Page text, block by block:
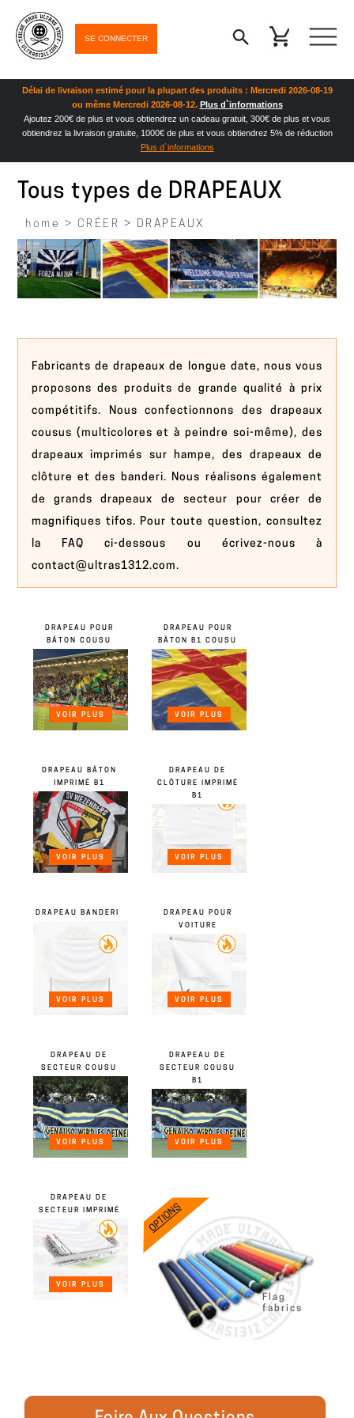
SE CONNECTER
Délai de livraison estimé pour la plupart des produits : Mercredi 2026-08-19
ou même Mercredi 2026-08-12. Plus d`informations
Ajoutez 200€ de plus et vous obtiendrez un cadeau gratuit, 300€ de plus et vous
obtiendrez la livraison gratuite, 1000€ de plus et vous obtiendrez 5% de réduction
Plus d`informations
Tous types de DRAPEAUX
home > CRÉER > DRAPEAUX
Fabricants de drapeaux de longue date, nous vous
proposons des produits de grande qualité à prix
compétitifs. Nous confectionnons des drapeaux
cousus (multicolores et à peindre soi-même), des
drapeaux imprimés sur hampe, des drapeaux de
clôture et des banderi. Nous réalisons également
de grands drapeaux de secteur pour créer de
magnifiques tifos. Pour toute question, consultez
la FAQ ci-dessous ou écrivez-nous à
contact@ultras1312.com.
VOIR PLUS
DRAPEAU POUR
BÂTON COUSU
VOIR PLUS
DRAPEAU POUR
BÂTON B1 COUSU
VOIR PLUS
DRAPEAU BÂTON
IMPRIMÉ B1
VOIR PLUS
DRAPEAU DE
CLÔTURE IMPRIMÉ
B1
VOIR PLUS
DRAPEAU BANDERI
VOIR PLUS
DRAPEAU POUR
VOITURE
VOIR PLUS
DRAPEAU DE
SECTEUR COUSU
VOIR PLUS
DRAPEAU DE
SECTEUR COUSU
B1
VOIR PLUS
DRAPEAU DE
SECTEUR IMPRIMÉ
OPTIONS
Flag
fabrics